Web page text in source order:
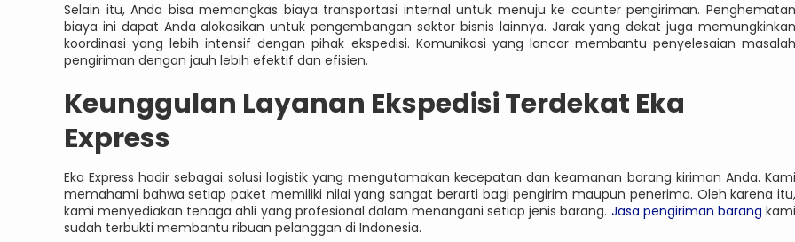
Selain itu, Anda bisa memangkas biaya transportasi internal untuk menuju ke counter pengiriman. Penghematan
biaya ini dapat Anda alokasikan untuk pengembangan sektor bisnis lainnya. Jarak yang dekat juga memungkinkan
koordinasi yang lebih intensif dengan pihak ekspedisi. Komunikasi yang lancar membantu penyelesaian masalah
pengiriman dengan jauh lebih efektif dan efisien.
Keunggulan Layanan Ekspedisi Terdekat Eka
Express
Eka Express hadir sebagai solusi logistik yang mengutamakan kecepatan dan keamanan barang kiriman Anda. Kami
memahami bahwa setiap paket memiliki nilai yang sangat berarti bagi pengirim maupun penerima. Oleh karena itu,
kami menyediakan tenaga ahli yang profesional dalam menangani setiap jenis barang. Jasa pengiriman barang kami
sudah terbukti membantu ribuan pelanggan di Indonesia.